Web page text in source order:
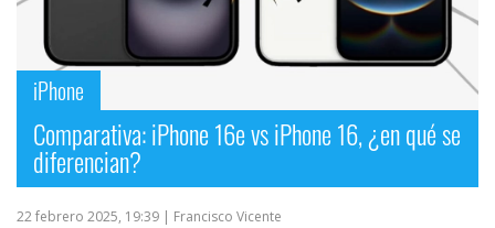
iPhone
Comparativa: iPhone 16e vs iPhone 16, ¿en qué se
diferencian?
22 febrero 2025, 19:39 | Francisco Vicente